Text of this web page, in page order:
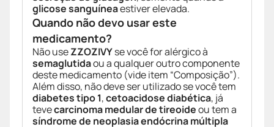
glicose sanguíneaestiver elevada.
Quando não devo usar este
medicamento?
Não useZZOZIVYse você for alérgico à
semaglutidaou a qualquer outro componente
deste medicamento (vide item “Composição”).
Além disso, não deve ser utilizado se você tem
diabetes tipo 1,cetoacidose diabética, já
tevecarcinoma medular de tireoideou tem a
síndrome de neoplasia endócrina múltipla